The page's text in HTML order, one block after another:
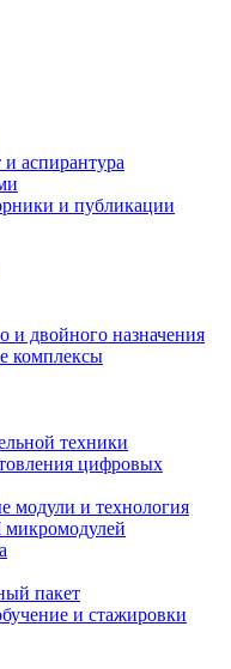
аспирантура
и публикации
и двойного назначения
комплексы
техники
цифровых
модули и технология
микромодулей
пакет
и стажировки